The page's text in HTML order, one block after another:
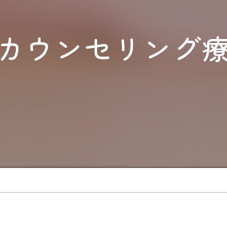
カウンセリング